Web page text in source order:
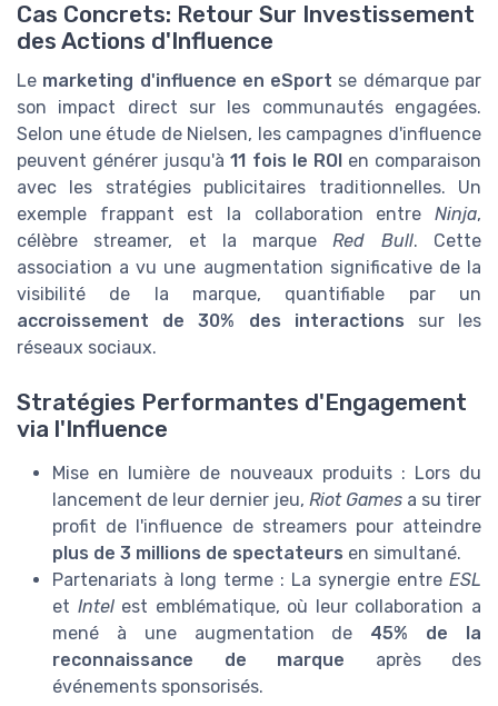
Cas Concrets: Retour Sur Investissement
des Actions d'Influence
Le marketing d'influence en eSport se démarque par
son impact direct sur les communautés engagées.
Selon une étude de Nielsen, les campagnes d'influence
peuvent générer jusqu'à11 fois le ROI en comparaison
avec les stratégies publicitaires traditionnelles. Un
exemple frappant est la collaboration entre Ninja,
célèbre streamer, et la marqueRed Bull. Cette
association a vu une augmentation significative de la
visibilité de la marque, quantifiable par un
accroissement de 30% des interactions sur les
réseaux sociaux.
Stratégies Performantes d'Engagement
via l'Influence
Mise en lumière de nouveaux produits : Lors du
lancement de leur dernier jeu, Riot Games a su tirer
profit de l'influence de streamers pour atteindre
plus de 3 millions de spectateurs en simultané.
Partenariats à long terme : La synergie entre ESL
et Intelest emblématique, où leur collaboration a
mené à une augmentation de 45% de la
reconnaissance de marque après des
événements sponsorisés.